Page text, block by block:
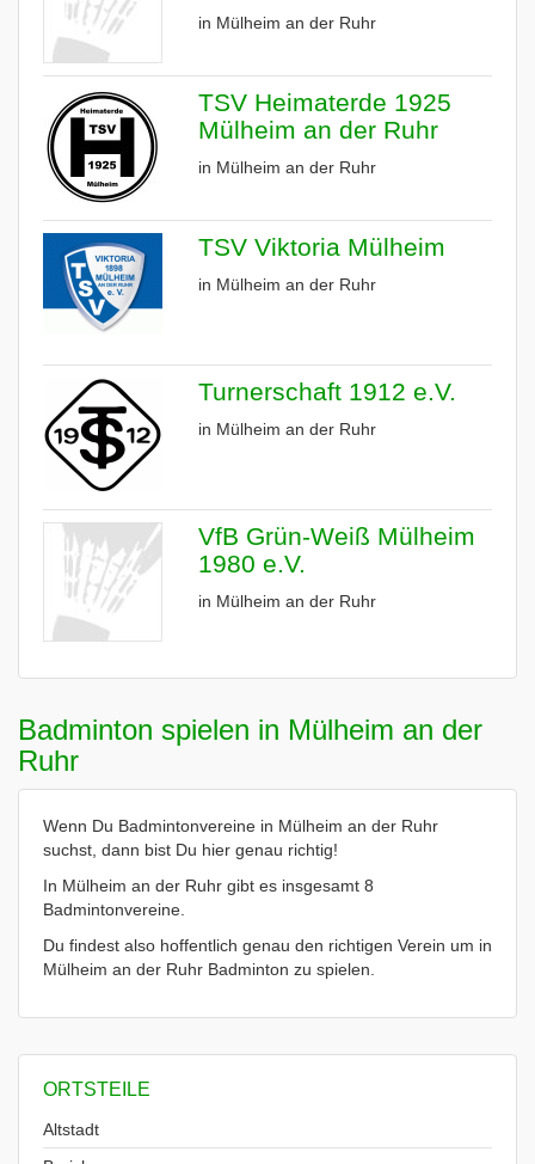
in Mülheim an der Ruhr
TSV Heimaterde 1925
Mülheim an der Ruhr
in Mülheim an der Ruhr
TSV Viktoria Mülheim
in Mülheim an der Ruhr
Turnerschaft 1912 e.V.
in Mülheim an der Ruhr
VfB Grün-Weiß Mülheim
1980 e.V.
in Mülheim an der Ruhr
Badminton spielen in Mülheim an der
Ruhr
Wenn Du Badmintonvereine in Mülheim an der Ruhr
suchst, dann bist Du hier genau richtig!
In Mülheim an der Ruhr gibt es insgesamt 8
Badmintonvereine.
Du findest also hoffentlich genau den richtigen Verein um in
Mülheim an der Ruhr Badminton zu spielen.
ORTSTEILE
Altstadt